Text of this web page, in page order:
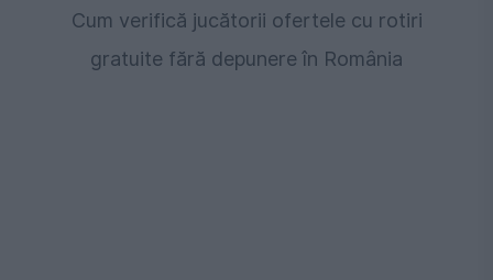
Cum verifică jucătorii ofertele cu rotiri
gratuite fără depunere în România